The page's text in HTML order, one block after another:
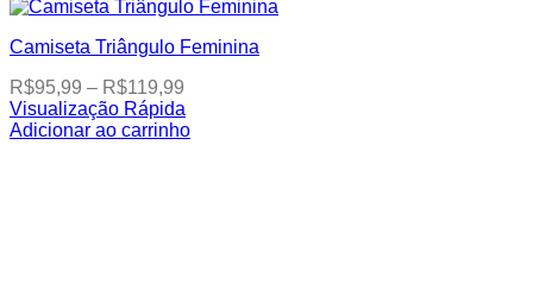
Camiseta Triângulo Feminina
R$95,99 – R$119,99
range:
R$95,99
Visualização Rápida
Adicionar ao carrinhoThis